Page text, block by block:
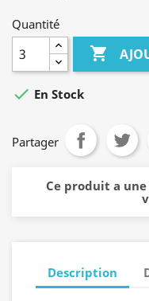
Quantité

 En Stock
Partager
Ce produit a
Description